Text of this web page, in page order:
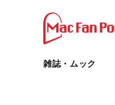
雑誌・ムック